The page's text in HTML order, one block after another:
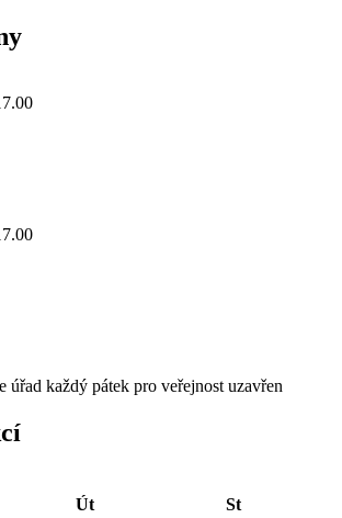
úřad každý pátek pro veřejnost uzavřen
Út
St